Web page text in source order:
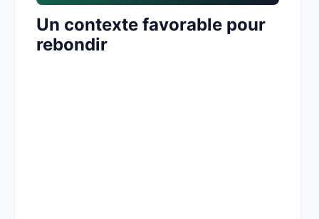
Un contexte favorable pour
rebondir